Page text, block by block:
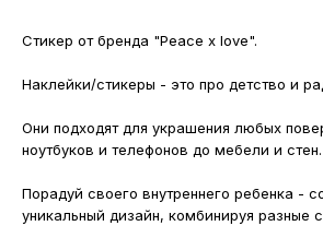
Стикер от бренда "Peace x love".
Наклейки/стикеры - это про детство и
Они подходят для украшения любых
ноутбуков и телефонов до мебели и стен.
Порадуй своего внутреннего ребенка -
уникальный дизайн, комбинируя разные